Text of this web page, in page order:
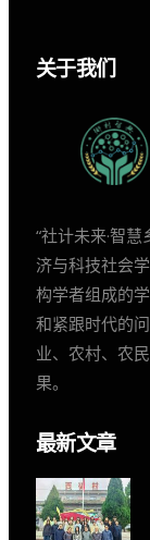
关于我们
“社计未来·智
济与科技社会
构学者组成的
和紧跟时代的
业、农村、农
果。
最新文章